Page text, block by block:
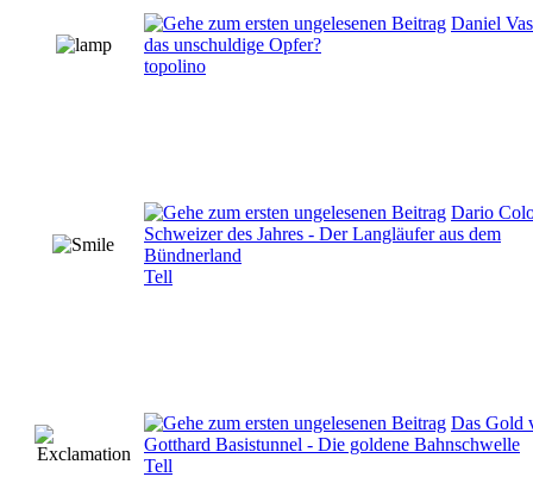
Daniel
das unschuldige Opfer?
topolino
Dario
Schweizer des Jahres - Der Langläufer aus dem
Bündnerland
Tell
Das Gold
Gotthard Basistunnel - Die goldene Bahnschwelle
Tell